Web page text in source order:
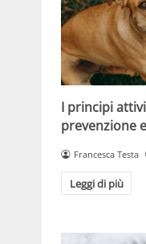
I principi
prevenzione
Francesca Testa
Leggi di più